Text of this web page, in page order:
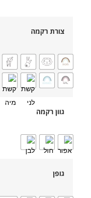
צורת רקמה
גוון רקמה
גופן